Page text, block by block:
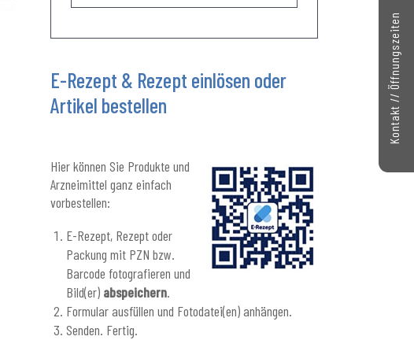
E-Rezept & Rezept einlösen oder
Artikel bestellen
Hier können Sie Produkte und
Arzneimittel ganz einfach
vorbestellen:
E-Rezept, Rezept oder
Packung mit PZN bzw.
Barcode fotografieren und
Bild(er) abspeichern.
Formular ausfüllen und Fotodatei(en) anhängen.
Senden. Fertig.
Kontakt // Öffnungszeiten